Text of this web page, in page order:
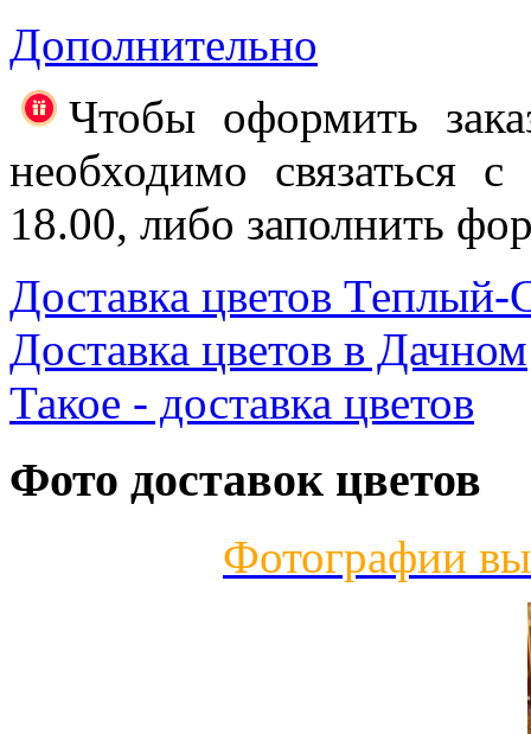
Дополнительно
Чтобы оформить
необходимо
18.00, либо заполнить
Доставка цветов Теплый-
Доставка цветов в Дачном
Такое - доставка цветов
Фото доставок цветов
Фотографии